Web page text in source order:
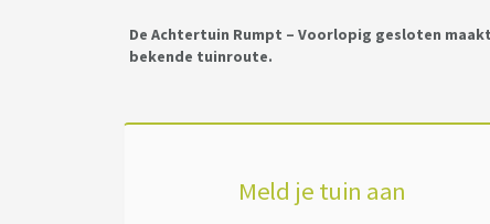
De Achtertuin Rumpt – Voorlopig gesloten
bekende tuinroute.
Meld je tuin aan